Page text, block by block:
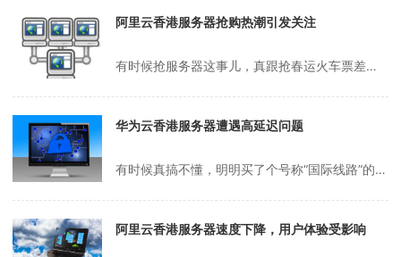
阿里云香港服务器抢购热潮引发关注
有时候抢服务器这事儿，真跟抢春运火车票差不多，手慢了就啥都没了。尤其是阿里云香港服务器，热门配置一上新，页面都还没刷新出来，库存就清空了。朋友说他上次凌晨三点守着，结果还是被人家脚本抢光，气得他差点把鼠标摔了。你说这年头，连买个服务器都得拼手速，真是服了。阿里云香港服务器怎么抢其实抢阿里云香港服务器，套路还真...
华为云香港服务器遭遇高延迟问题
有时候真搞不懂，明明买了个号称“国际线路”的云服务器，结果一查延迟，香港到深圳都能飙到一百多ms，气得我差点把电脑砸了。朋友说你别太较真，云服务器嘛，便宜的总归有点小毛病。可我就纳闷了，明明广告上写着“低延迟”，怎么一到自己手里就变成了“慢吞吞”？华为云香港服务器延迟高，真有那么离谱？其实说起来，香港云服务器...
阿里云香港服务器速度下降，用户体验受影响